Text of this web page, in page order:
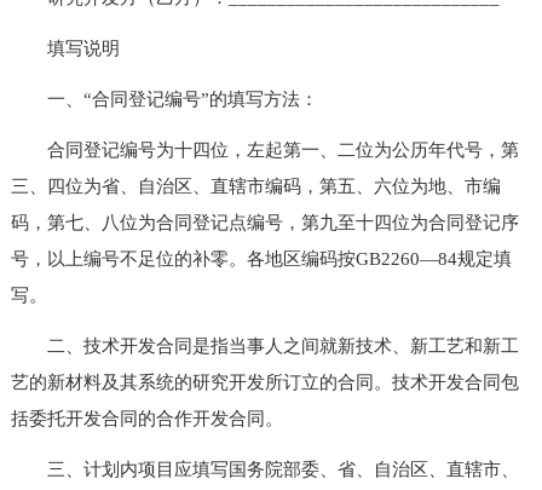
填写说明
一、“合同登记编号”的填写方法：
合同登记编号为十四位，左起第一、二位为公历年代号，第
三、四位为省、自治区、直辖市编码，第五、六位为地、市编
码，第七、八位为合同登记点编号，第九至十四位为合同登记序
号，以上编号不足位的补零。各地区编码按GB2260—84规定填
写。
二、技术开发合同是指当事人之间就新技术、新工艺和新工
艺的新材料及其系统的研究开发所订立的合同。技术开发合同包
括委托开发合同的合作开发合同。
三、计划内项目应填写国务院部委、省、自治区、直辖市、